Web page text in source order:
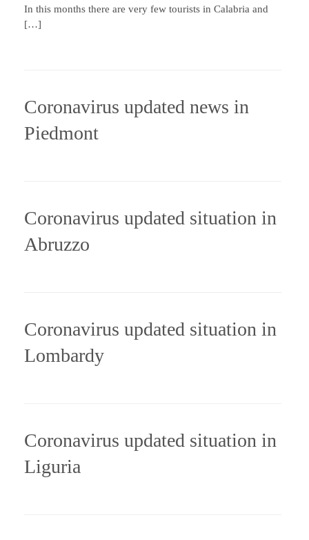
In this months there are very few tourists in Calabria and
[…]
Coronavirus updated news in
Piedmont
Coronavirus updated situation in
Abruzzo
Coronavirus updated situation in
Lombardy
Coronavirus updated situation in
Liguria